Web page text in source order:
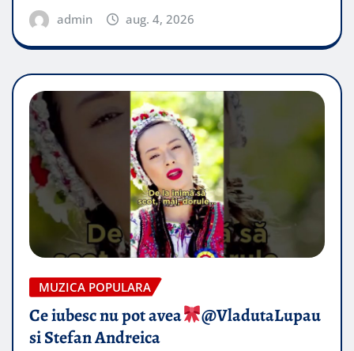
admin aug. 4, 2026
MUZICA POPULARA
Ce iubesc nu pot avea
​@VladutaLupau
si Stefan Andreica